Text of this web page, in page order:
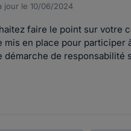
jour le 10/06/2024
faire le point sur votre
en place pour participer
démarche de responsabilité